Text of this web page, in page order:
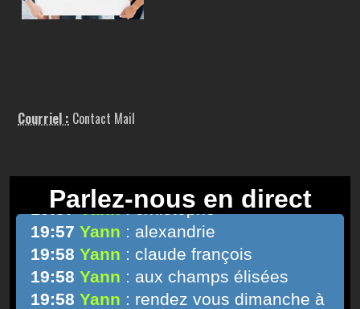
Courriel : Contact Mail